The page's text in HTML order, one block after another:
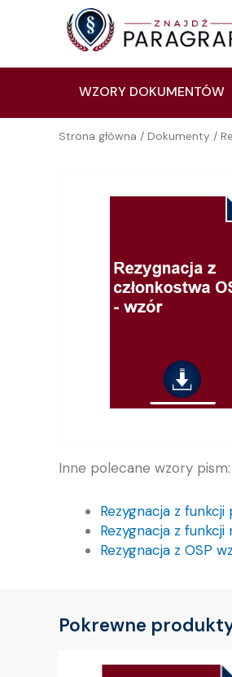
WZORY DOKUMENTÓW
Strona główna / Dokumenty /
Inne polecane wzory pism:
Rezygnacja z
Rezygnacja z
Rezygnacja z OSP
Pokrewne